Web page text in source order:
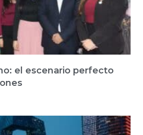
el escenario perfecto